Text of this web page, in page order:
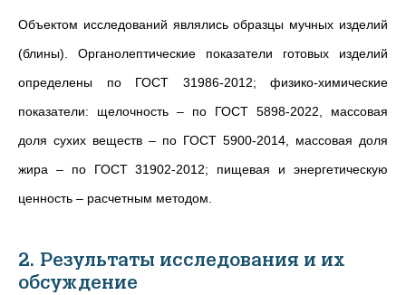
Объектом исследований являлись образцы мучных изделий
(блины). Органолептические показатели готовых изделий
определены по ГОСТ 31986-2012; физико-химические
показатели: щелочность – по ГОСТ 5898-2022, массовая
доля сухих веществ – по ГОСТ 5900-2014, массовая доля
жира – по ГОСТ 31902-2012; пищевая и энергетическую
ценность – расчетным методом.
2. Результаты исследования и их
обсуждение